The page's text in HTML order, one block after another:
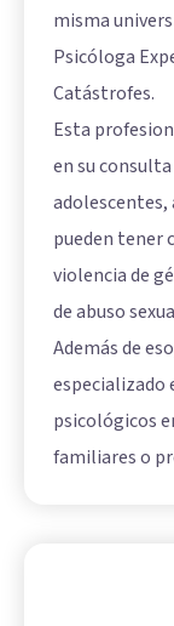
misma
Psicóloga
Catástrofes.
Esta
en su
pueden tener
violencia de
de abuso
Además de
especializado
psicológicos
familiares o